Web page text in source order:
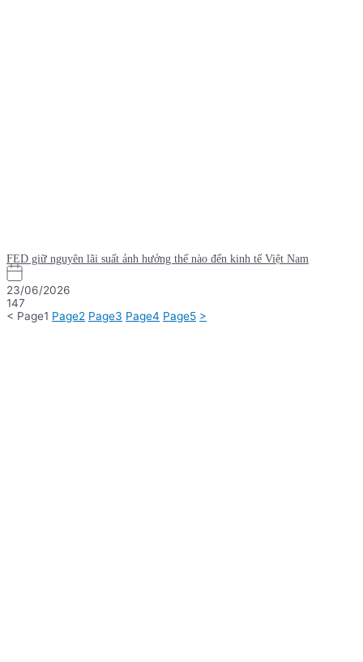
FED giữ nguyên lãi suất ảnh hưởng thế nào đến kinh tế Việt Nam
23/06/2026
147
< Page1 Page2 Page3 Page4 Page5 >